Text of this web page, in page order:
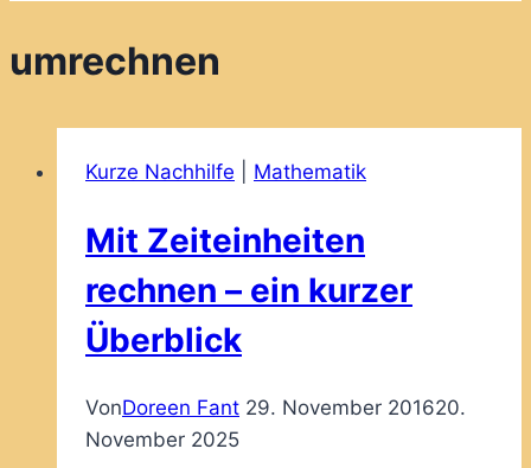
umrechnen
Kurze Nachhilfe Mathematik
Mit Zeiteinheiten
rechnen – ein kurzer
Überblick
VonDoreen Fant 29. November 201620.
November 2025